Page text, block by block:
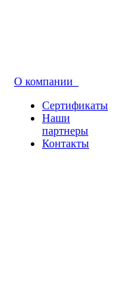
О компании
Сертификаты
Наши
партнеры
Контакты